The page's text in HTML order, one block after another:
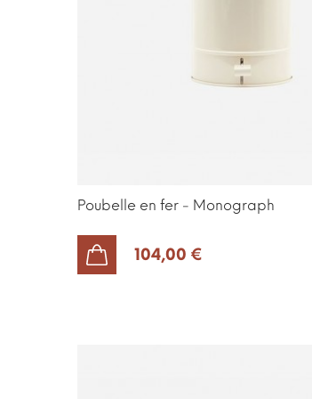
Poubelle en fer - Monograph
104,00 €